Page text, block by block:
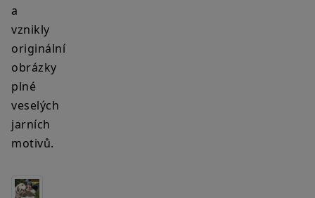
a
vznikly
originální
obrázky
plné
veselých
jarních
motivů.